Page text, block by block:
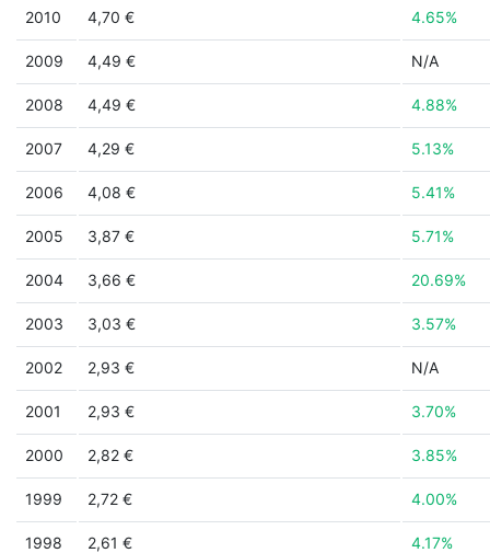
2010 4,70 € 4.65%
2009 4,49 € N/A
2008 4,49 € 4.88%
2007 4,29 € 5.13%
2006 4,08 € 5.41%
2005 3,87 € 5.71%
2004 3,66 € 20.69%
2003 3,03 € 3.57%
2002 2,93 € N/A
2001 2,93 € 3.70%
2000 2,82 € 3.85%
1999 2,72 € 4.00%
1998 2,61 € 4.17%